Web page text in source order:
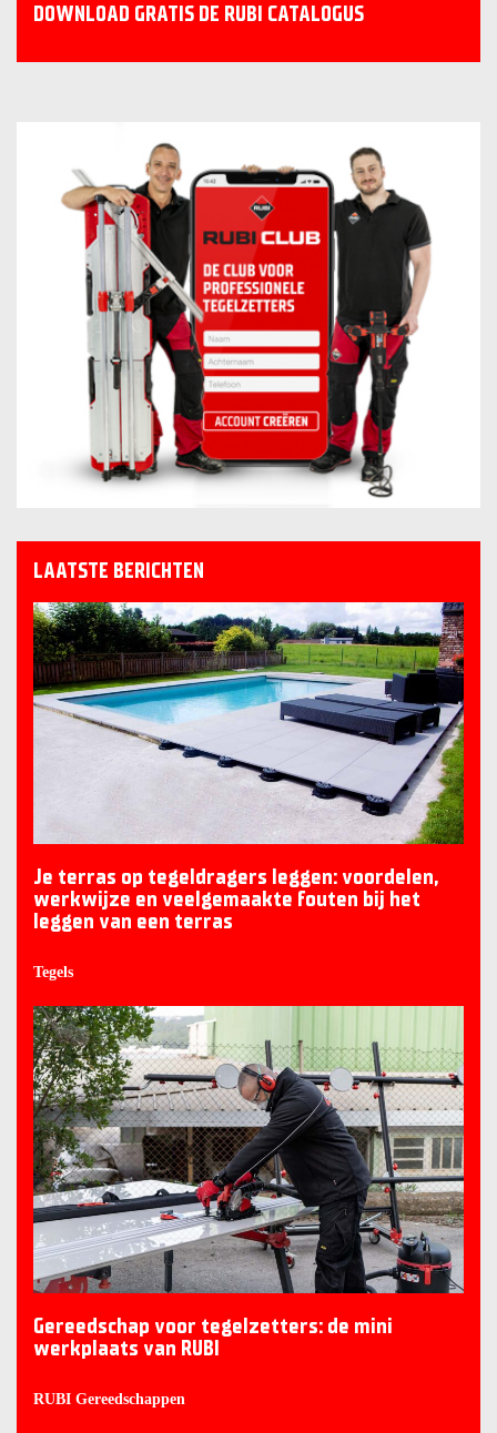
DOWNLOAD GRATIS DE RUBI CATALOGUS
LAATSTE BERICHTEN
Je terras op tegeldragers leggen: voordelen,
werkwijze en veelgemaakte fouten bij het
leggen van een terras
Tegels
Gereedschap voor tegelzetters: de mini
werkplaats van RUBI
RUBI Gereedschappen